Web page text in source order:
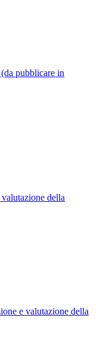
pubblicare in
della
e valutazione della